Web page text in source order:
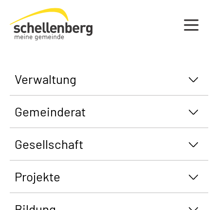
Gemeinde Schellenberg Startseite
Verwaltung
Gemeinderat
Gesellschaft
Projekte